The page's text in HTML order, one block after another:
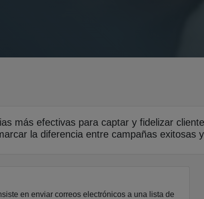
más efectivas para captar y fidelizar
la diferencia entre campañas exitosas
en enviar correos electrónicos a una lista de